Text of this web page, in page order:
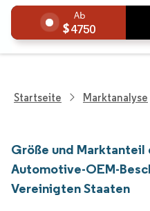
4750
Startseite Marktanalyse
Größe und Marktanteil
Automotive-OEM-
Vereinigten Staaten